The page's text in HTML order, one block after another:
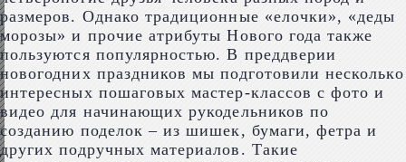
размеров. Однако традиционные «елочки», «деды
морозы» и прочие атрибуты Нового года также
пользуются популярностью. В преддверии
новогодних праздников мы подготовили несколько
интересных пошаговых мастер-классов с фото и
видео для начинающих рукодельников по
созданию поделок – из шишек, бумаги, фетра и
других подручных материалов. Такие